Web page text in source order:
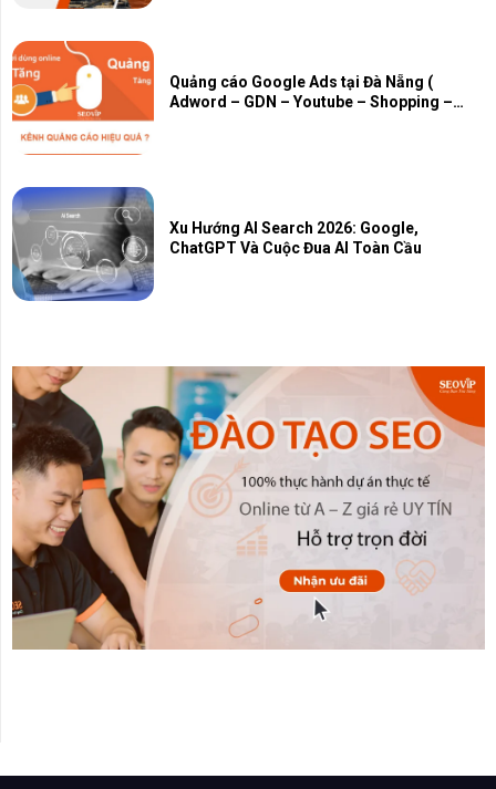
Quảng cáo Google Ads tại Đà Nẵng (
Adword – GDN – Youtube – Shopping –
Xu Hướng AI Search 2026: Google,
ChatGPT Và Cuộc Đua AI Toàn Cầu